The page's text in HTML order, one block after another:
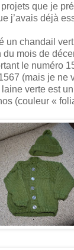
que je
j’avais déjà
un chandail
mois de
le numéro
(mais je ne
laine verte est
(couleur «